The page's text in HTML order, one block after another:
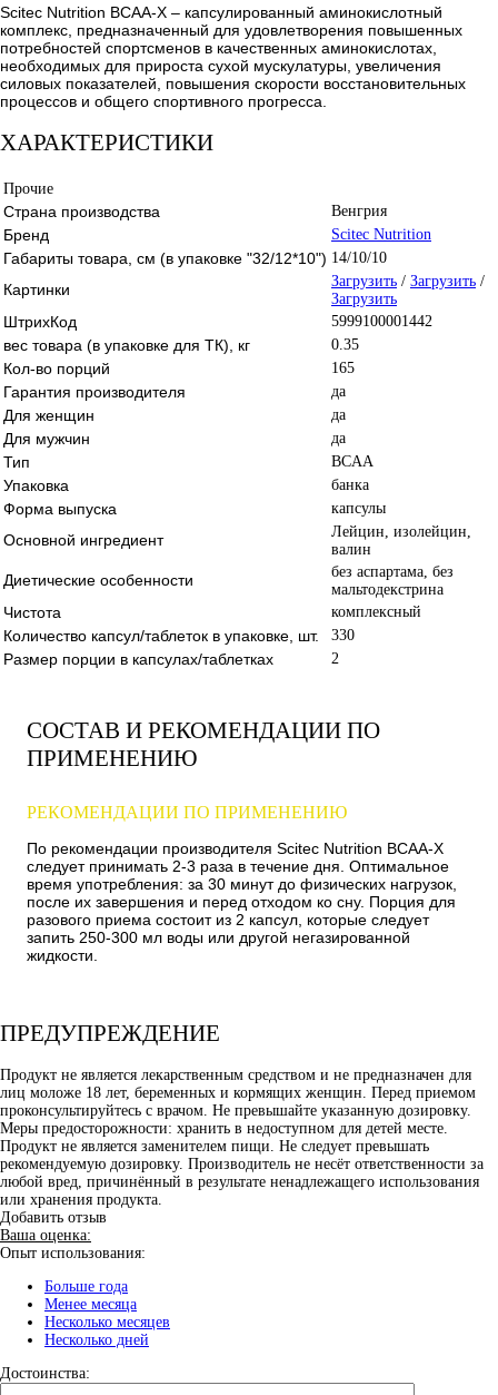
Scitec Nutrition BCAA-X – капсулированный аминокислотный
комплекс, предназначенный для удовлетворения повышенных
потребностей спортсменов в качественных аминокислотах,
необходимых для прироста сухой мускулатуры, увеличения
силовых показателей, повышения скорости восстановительных
процессов и общего спортивного прогресса.
ХАРАКТЕРИСТИКИ
Прочие
Страна производства Венгрия
Бренд Scitec Nutrition
Габариты товара, см (в упаковке "32/12*10") 14/10/10
Картинки Загрузить / Загрузить /
Загрузить
ШтрихКод 5999100001442
вес товара (в упаковке для ТК), кг 0.35
Кол-во порций 165
Гарантия производителя да
Для женщин да
Для мужчин да
Тип BCAA
Упаковка банка
Форма выпуска капсулы
Основной ингредиент
Лейцин, изолейцин,
валин
Диетические особенности
без аспартама, без
мальтодекстрина
Чистота комплексный
Количество капсул/таблеток в упаковке, шт. 330
Размер порции в капсулах/таблетках 2
СОСТАВ И РЕКОМЕНДАЦИИ ПО
ПРИМЕНЕНИЮ
РЕКОМЕНДАЦИИ ПО ПРИМЕНЕНИЮ
По рекомендации производителя Scitec Nutrition BCAA-X
следует принимать 2-3 раза в течение дня. Оптимальное
время употребления: за 30 минут до физических нагрузок,
после их завершения и перед отходом ко сну. Порция для
разового приема состоит из 2 капсул, которые следует
запить 250-300 мл воды или другой негазированной
жидкости.
ПРЕДУПРЕЖДЕНИЕ
Продукт не является лекарственным средством и не предназначен для
лиц моложе 18 лет, беременных и кормящих женщин. Перед приемом
проконсультируйтесь с врачом. Не превышайте указанную дозировку.
Меры предосторожности: хранить в недоступном для детей месте.
Продукт не является заменителем пищи. Не следует превышать
рекомендуемую дозировку. Производитель не несёт ответственности за
любой вред, причинённый в результате ненадлежащего использования
или хранения продукта.
Добавить отзыв
Ваша оценка:
Опыт использования:
Больше года
Менее месяца
Несколько месяцев
Несколько дней
Достоинства: